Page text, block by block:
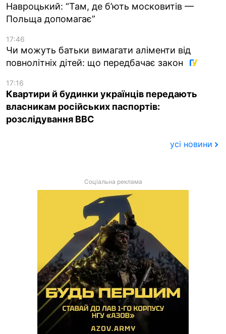
Навроцький: “Там, де б’ють московитів —
Польща допомагає”
17:46
Чи можуть батьки вимагати аліменти від
повнолітніх дітей: що передбачає закон
17:16
Квартири й будинки українців передають
власникам російських паспортів:
розслідування BBC
усі новини
Соціальна реклама